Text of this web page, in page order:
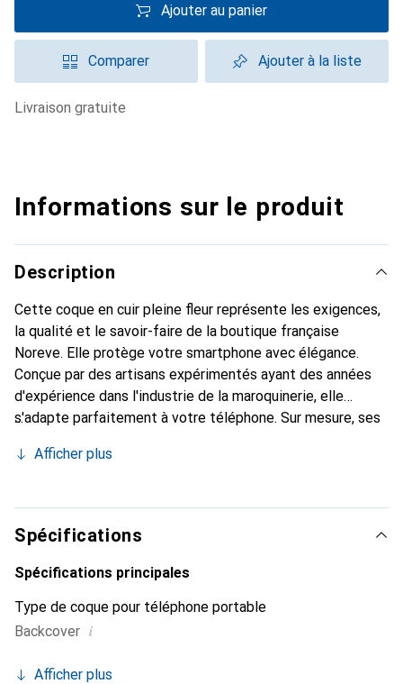
Ajouter au panier
Comparer Ajouter à la liste
livraison gratuite
Informations sur le produit
Description
Cette coque en cuir pleine fleur représente les exigences,
la qualité et le savoir-faire de la boutique française
Noreve. Elle protège votre smartphone avec élégance.
Conçue par des artisans expérimentés ayant des années
d'expérience dans l'industrie de la maroquinerie, elle
s'adapte parfaitement à votre téléphone. Sur mesure, ses
peau. Elle devient un accessoire chic et incontournable
internationalement pour ses produits de haute qualité et
constitue un choix fiable pour une clientèle exigeante.
Afficher plus
Spécifications
Spécifications principales
Type de coque pour téléphone portable
Backcover i
Afficher plus